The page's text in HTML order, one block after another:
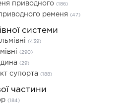
приводного (186)
ременя (47)
системи
(439)
(290)
(29)
супорта (188)
частини
(184)